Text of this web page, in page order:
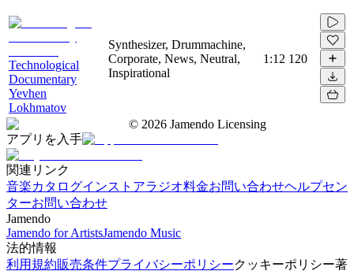
Technological
Documentary
Yevhen
Lokhmatov
Synthesizer, Drummachine,
Corporate, News, Neutral,
Inspirational
1:12 120
© 2026 Jamendo Licensing
アプリを入手
関連リンク
音楽カタログインストアラジオ料金お問い合わせヘルプセン
ターお問い合わせ
Jamendo
Jamendo for ArtistsJamendo Music
法的情報
利用規約販売条件プライバシーポリシークッキーポリシー著